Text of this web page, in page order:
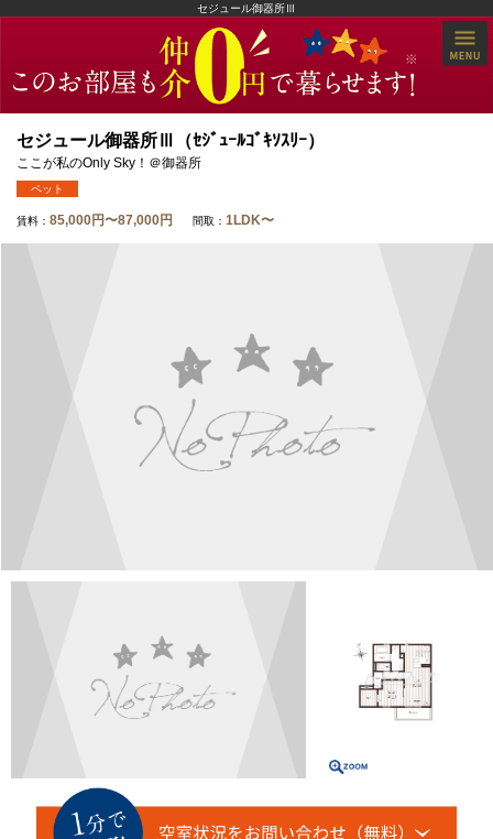
セジュール御器所Ⅲ
セジュール御器所Ⅲ（ｾｼﾞｭｰﾙｺﾞｷｿｽﾘｰ）
ここが私のOnly Sky！＠御器所
ペット
賃料： 85,000円〜87,000円 間取： 1LDK〜